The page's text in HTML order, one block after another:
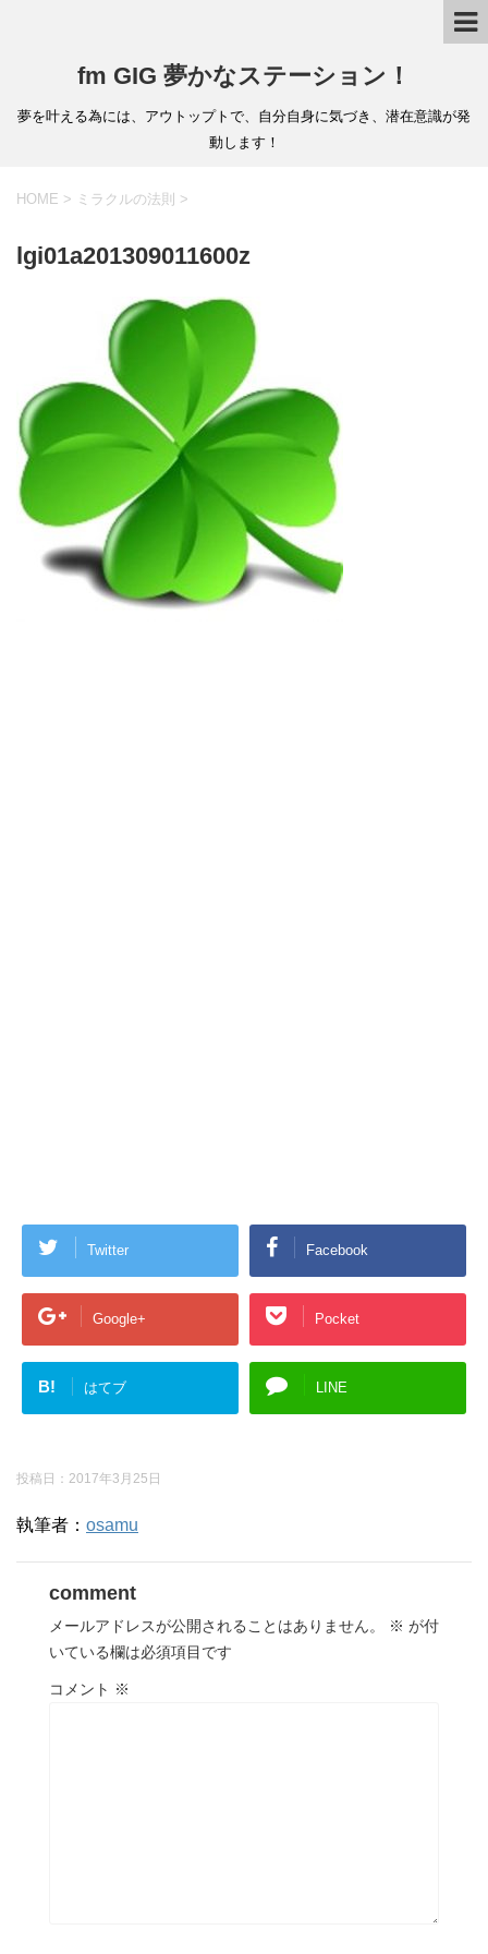
fm GIG 夢かなステーション！
夢を叶える為には、アウトップトで、自分自身に気づき、潜在意識が発
動します！
HOME > ミラクルの法則 >
lgi01a201309011600z
Twitter Facebook
Google+ Pocket
B! はてブ LINE
投稿日： 2017年3月25日
執筆者： osamu
comment
メールアドレスが公開されることはありません。 ※ が付
いている欄は必須項目です
コメント ※